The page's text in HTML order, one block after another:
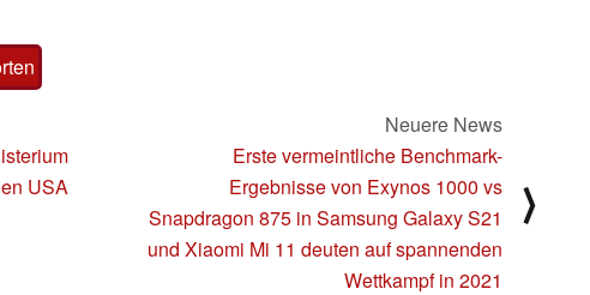
USA
Neuere News
Erste vermeintliche Benchmark-
Ergebnisse von Exynos 1000 vs
Snapdragon 875 in Samsung Galaxy S21
und Xiaomi Mi 11 deuten auf spannenden
Wettkampf in 2021
⟩